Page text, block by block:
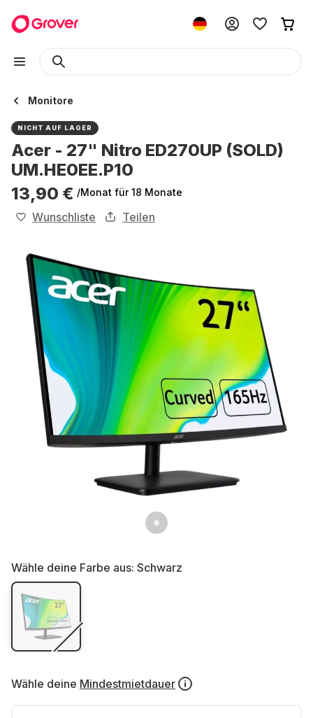
Monitore
NICHT AUF LAGER
Acer - 27" Nitro ED270UP (SOLD)
UM.HE0EE.P10
13,90 € /Monat für 18 Monate
Wunschliste Teilen
Wähle deine Farbe aus: Schwarz
Wähle deine Mindestmietdauer